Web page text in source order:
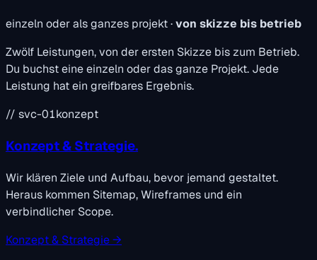
einzeln oder als ganzes projekt ·von skizze bis betrieb
Zwölf Leistungen, von der ersten Skizze bis zum Betrieb.
Du buchst eine einzeln oder das ganze Projekt. Jede
Leistung hat ein greifbares Ergebnis.
// svc-01konzept
Konzept & Strategie.
Wir klären Ziele und Aufbau, bevor jemand gestaltet.
Heraus kommen Sitemap, Wireframes und ein
verbindlicher Scope.
Konzept & Strategie →